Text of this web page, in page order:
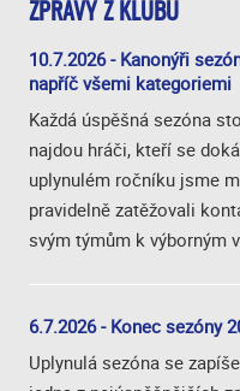
ZPRÁVY Z KLUBU
10.7.2026 - Kanonýři
napříč všemi kategoriemi
Každá úspěšná sezóna
najdou hráči, kteří se
uplynulém ročníku jsme
pravidelně zatěžovali
svým týmům k výborným
6.7.2026 - Konec sezóny
Uplynulá sezóna se